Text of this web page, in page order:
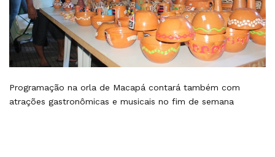
Programação na orla de Macapá contará também com
atrações gastronômicas e musicais no fim de semana